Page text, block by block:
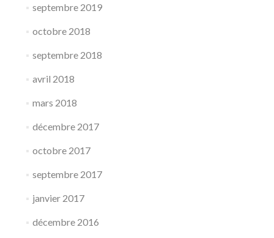
septembre 2019
octobre 2018
septembre 2018
avril 2018
mars 2018
décembre 2017
octobre 2017
septembre 2017
janvier 2017
décembre 2016